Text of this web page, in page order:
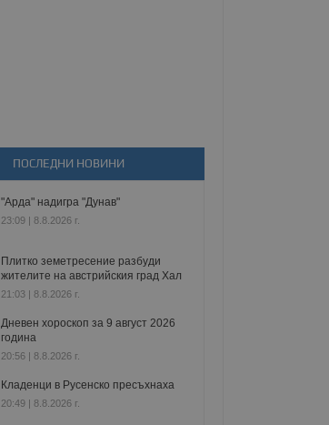
ПОСЛЕДНИ НОВИНИ
"Арда" надигра "Дунав"
23:09 | 8.8.2026 г.
Плитко земетресение разбуди
жителите на австрийския град Хал
21:03 | 8.8.2026 г.
Дневен хороскоп за 9 август 2026
година
20:56 | 8.8.2026 г.
Кладенци в Русенско пресъхнаха
20:49 | 8.8.2026 г.